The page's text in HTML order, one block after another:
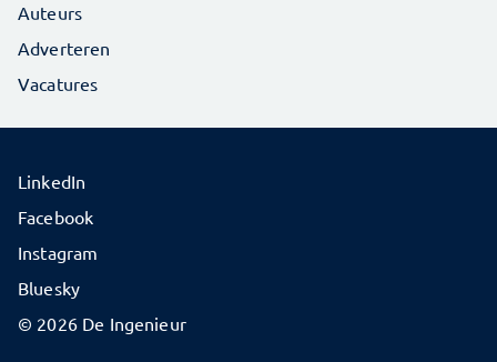
Auteurs
Adverteren
Vacatures
© 2026 De Ingenieur
LinkedIn
Facebook
Instagram
Bluesky